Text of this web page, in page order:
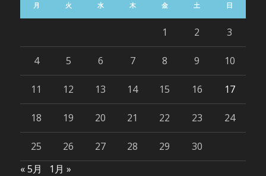
月 火 水 木 金 土 日
1 2 3
4 5 6 7 8 9 10
11 12 13 14 15 16 17
18 19 20 21 22 23 24
25 26 27 28 29
30
« 5月
1月 »